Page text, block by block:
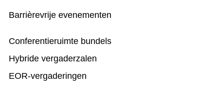
Barrièrevrije evenementen
Conferentieruimte bundels
Hybride vergaderzalen
EOR-vergaderingen